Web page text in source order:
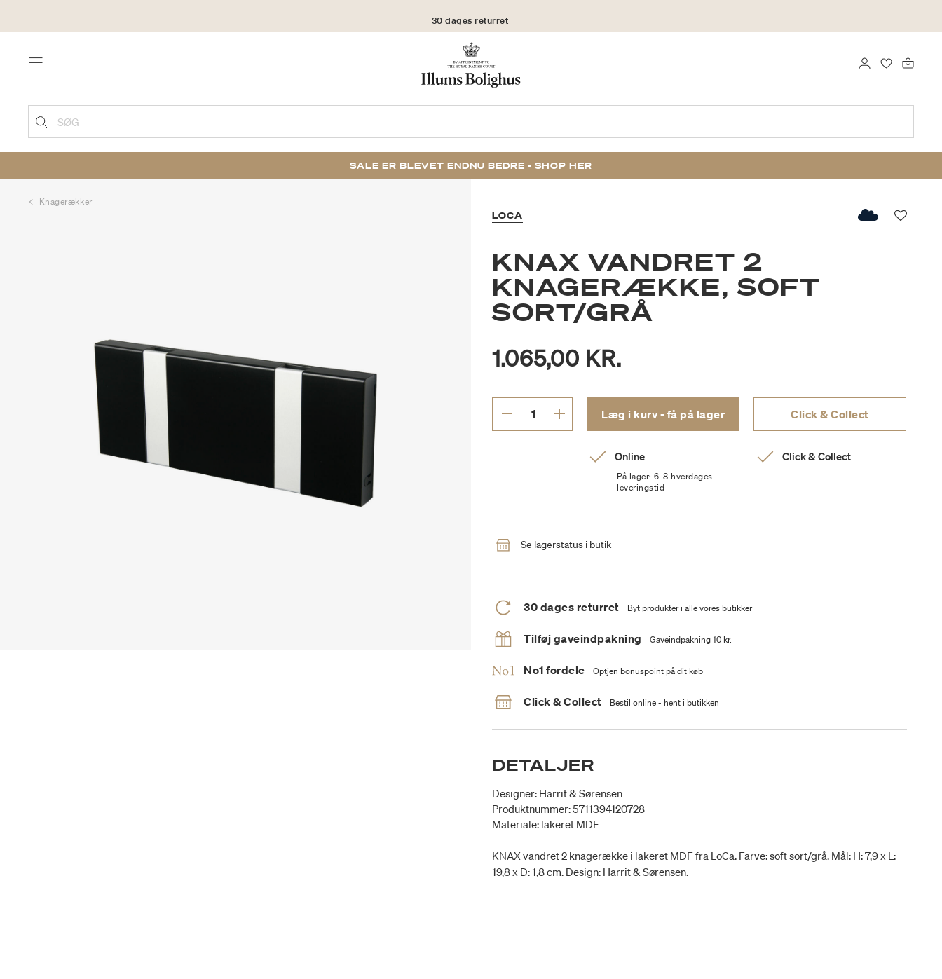
30 dages returret
Menu LOG IND
SØG
SALE ER BLEVET ENDNU BEDRE - SHOP HER
Knagerækker
LOCA
KNAX VANDRET 2
KNAGERÆKKE, SOFT
SORT/GRÅ
1.065,00 KR.
Læg i kurv - få på lager Click & Collect
Online
På lager: 6-8 hverdages
leveringstid
Click & Collect
Se lagerstatus i butik
30 dages returret Byt produkter i alle vores butikker
Tilføj gaveindpakning Gaveindpakning 10 kr.
No1 fordele Optjen bonuspoint på dit køb
Click & Collect Bestil online - hent i butikken
DETALJER
Designer: Harrit & Sørensen
Produktnummer: 5711394120728
Materiale: lakeret MDF
KNAX vandret 2 knagerække i lakeret MDF fra LoCa. Farve: soft sort/grå. Mål: H: 7,9 x L:
19,8 x D: 1,8 cm. Design: Harrit & Sørensen.